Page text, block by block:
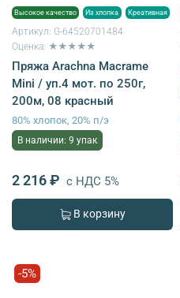
Высокое качество Из хлопка Креативная
Артикул: G-64520701484
Оценка: ★★★★★
Пряжа Arachna Macrame
Mini / уп.4 мот. по 250г,
200м, 08 красный
80% хлопок, 20% п/э
В наличии: 9 упак
2 216 ₽ с НДС 5%
В корзину
-5%